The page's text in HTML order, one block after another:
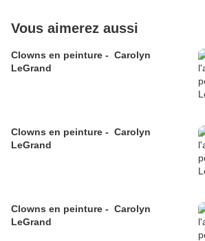
Vous aimerez aussi
Clowns en peinture - Carolyn
LeGrand
Clowns en peinture - Carolyn
LeGrand
Clowns en peinture - Carolyn
LeGrand